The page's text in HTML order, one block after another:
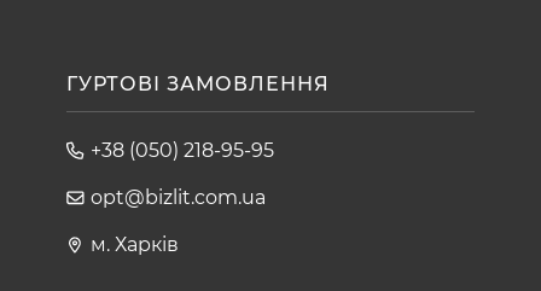
ГУРТОВІ ЗАМОВЛЕННЯ
+38 (050) 218-95-95
opt@bizlit.com.ua
м. Харків